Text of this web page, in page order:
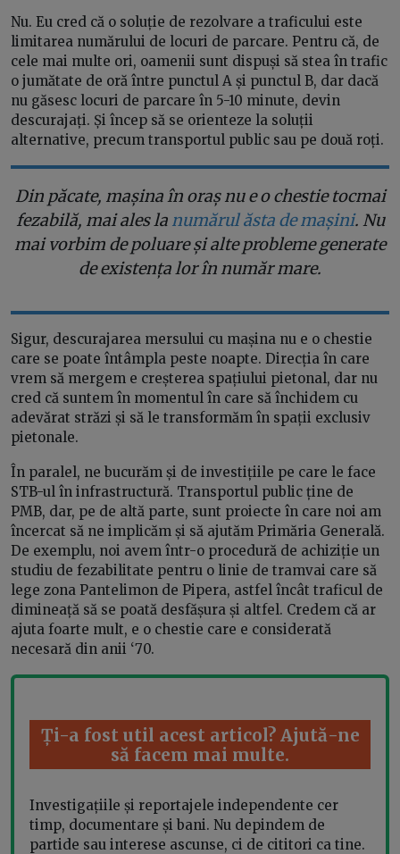
Nu. Eu cred că o soluție de rezolvare a traficului este
limitarea numărului de locuri de parcare. Pentru că, de
cele mai multe ori, oamenii sunt dispuși să stea în trafic
o jumătate de oră între punctul A și punctul B, dar dacă
nu găsesc locuri de parcare în 5-10 minute, devin
descurajați. Și încep să se orienteze la soluții
alternative, precum transportul public sau pe două roți.
Din păcate, mașina în oraș nu e o chestie tocmai
fezabilă, mai ales la numărul ăsta de mașini. Nu
mai vorbim de poluare și alte probleme generate
de existența lor în număr mare.
Sigur, descurajarea mersului cu mașina nu e o chestie
care se poate întâmpla peste noapte. Direcția în care
vrem să mergem e creșterea spațiului pietonal, dar nu
cred că suntem în momentul în care să închidem cu
adevărat străzi și să le transformăm în spații exclusiv
pietonale.
În paralel, ne bucurăm și de investițiile pe care le face
STB-ul în infrastructură. Transportul public ține de
PMB, dar, pe de altă parte, sunt proiecte în care noi am
încercat să ne implicăm și să ajutăm Primăria Generală.
De exemplu, noi avem într-o procedură de achiziție un
studiu de fezabilitate pentru o linie de tramvai care să
lege zona Pantelimon de Pipera, astfel încât traficul de
dimineață să se poată desfășura și altfel. Credem că ar
ajuta foarte mult, e o chestie care e considerată
necesară din anii ‘70.
Ți-a fost util acest articol? Ajută-ne
să facem mai multe.
Investigațiile și reportajele independente cer
timp, documentare și bani. Nu depindem de
partide sau interese ascunse, ci de cititori ca tine.